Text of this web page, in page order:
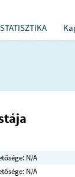
STATISZTIKA
N/A
N/A